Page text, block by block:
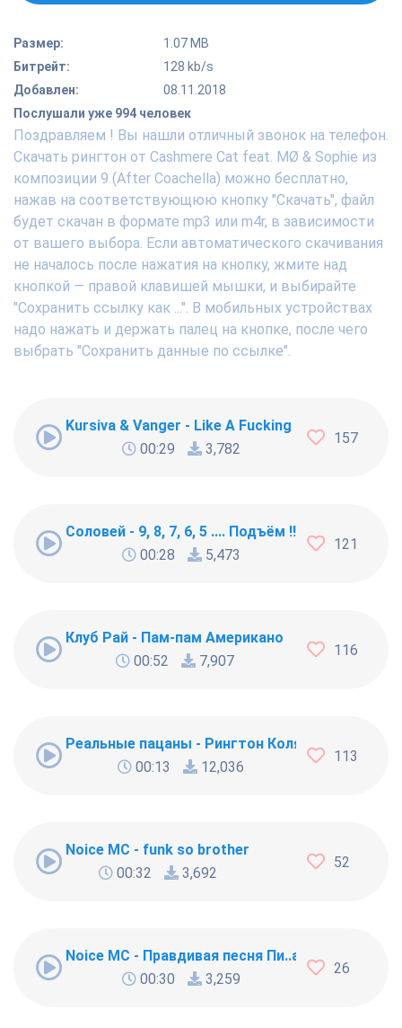
Размер:
1.07 MB
Битрейт:
128 kb/s
Добавлен:
08.11.2018
Послушали уже 994 человек
Поздравляем ! Вы нашли отличный звонок на телефон.
Скачать рингтон от Cashmere Cat feat. MØ & Sophie из
композиции 9 (After Coachella) можно бесплатно,
нажав на соответствующюю кнопку "Скачать", файл
будет скачан в формате mp3 или m4r, в зависимости
от вашего выбора. Если автоматического скачивания
не началось после нажатия на кнопку, жмите над
кнопкой — правой клавишей мышки, и выбирайте
"Сохранить ссылку как ...". В мобильных устройствах
надо нажать и держать палец на кнопке, после чего
выбрать "Сохранить данные по ссылке".
Kursiva & Vanger - Like A Fucking Newbie
00:29
3,782
157
Соловей - 9, 8, 7, 6, 5 .... Подъём !!!
00:28
5,473
121
Клуб Рай - Пам-пам Американо
00:52
7,907
116
Реальные пацаны - Рингтон Коляна
00:13
12,036
113
Noice MC - funk so brother
00:32
3,692
52
Noice MC - Правдивая песня Пи..абола
00:30
3,259
26